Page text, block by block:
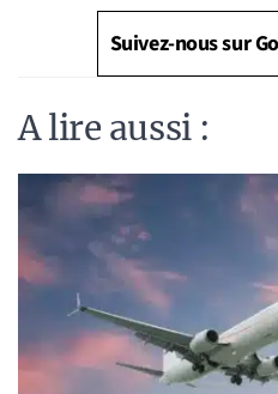
Suivez-nous sur
A lire aussi :